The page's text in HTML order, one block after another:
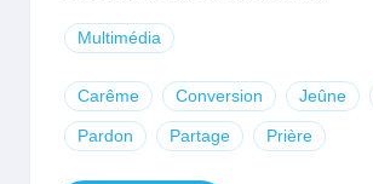
Multimédia
Carême Conversion Jeûne
Pardon Partage Prière